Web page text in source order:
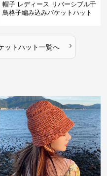
帽子 レディース リバーシブル千
鳥格子編み込みバケットハット
ットハット一覧へ ›